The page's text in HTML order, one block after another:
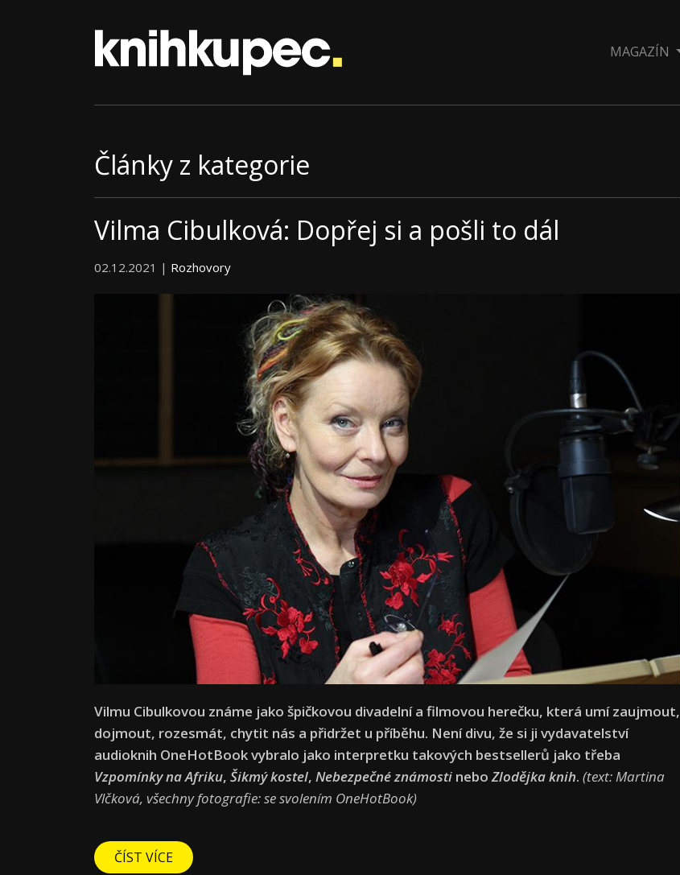
MAGAZÍN
Články z kategorie
Vilma Cibulková: Dopřej si a pošli to dál
02.12.2021 | Rozhovory
Vilmu Cibulkovou známe jako špičkovou divadelní a filmovou herečku, která umí zaujmout,
dojmout, rozesmát, chytit nás a přidržet u příběhu. Není divu, že si ji vydavatelství
audioknih OneHotBook vybralo jako interpretku takových bestsellerů jako třeba
Vzpomínky na Afriku, Šikmý kostel, Nebezpečné známosti neboZlodějka knih. (text: Martina
Vlčková, všechny fotografie: se svolením OneHotBook)
ČÍST VÍCE